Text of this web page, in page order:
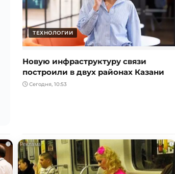
ТЕХНОЛОГИИ
Новую инфраструктуру связи
построили в двух районах Казани
Сегодня, 10:53
i i